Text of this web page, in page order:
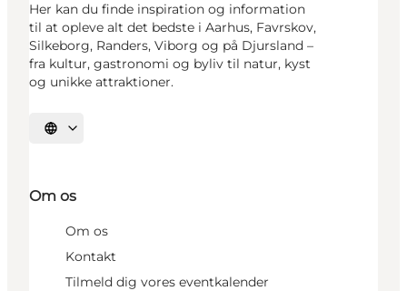
Her kan du finde inspiration og information
til at opleve alt det bedste i Aarhus, Favrskov,
Silkeborg, Randers, Viborg og på Djursland –
fra kultur, gastronomi og byliv til natur, kyst
og unikke attraktioner.
Vælg sprog
Om os
Om os
Kontakt
Tilmeld dig vores eventkalender